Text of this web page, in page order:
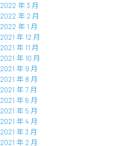
2022 年 3 月
2022 年 2 月
2022 年 1 月
2021 年 12 月
2021 年 11 月
2021 年 10 月
2021 年 9 月
2021 年 8 月
2021 年 7 月
2021 年 6 月
2021 年 5 月
2021 年 4 月
2021 年 3 月
2021 年 2 月